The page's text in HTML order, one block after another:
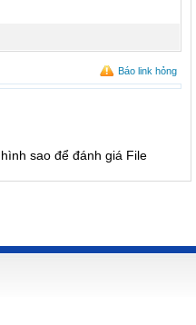
Báo link hỏng
sao để đánh giá File